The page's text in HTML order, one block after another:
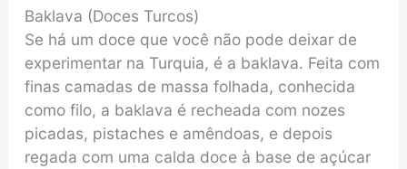
Baklava (Doces Turcos)
Se há um doce que você não pode deixar de
experimentar na Turquia, é a baklava. Feita com
finas camadas de massa folhada, conhecida
como filo, a baklava é recheada com nozes
picadas, pistaches e amêndoas, e depois
regada com uma calda doce à base de açúcar